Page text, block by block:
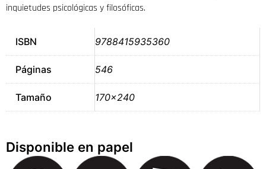
inquietudes psicológicas y filosóficas.
ISBN 9788415935360
Páginas 546
Tamaño 170×240
Disponible en papel